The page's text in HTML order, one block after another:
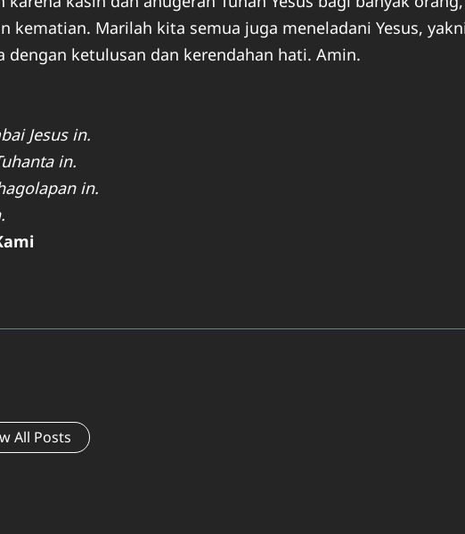
kematian. Marilah kita semua juga meneladani Yesus,
dengan ketulusan dan kerendahan hati. Amin.
Jesus in.
in.
in.
All Posts